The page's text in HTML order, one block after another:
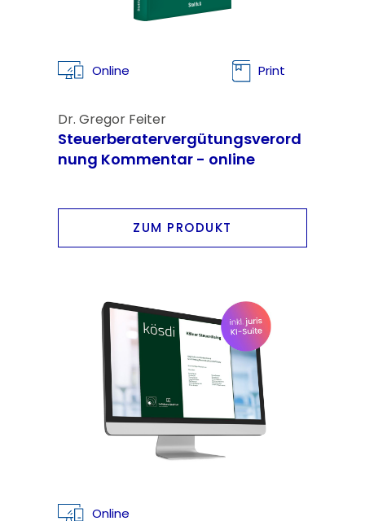
Online Print
Dr. Gregor Feiter
Steuerberatervergütungsverord
nung Kommentar - online
ZUM PRODUKT
Online